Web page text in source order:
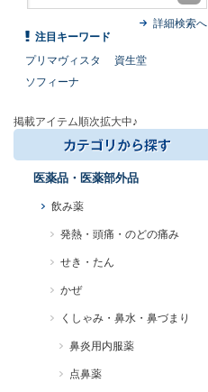
詳細検索へ
注目キーワード
プリマヴィスタ
資生堂
ソフィーナ
掲載アイテム順次拡大中♪
医薬品・医薬部外品
飲み薬
発熱・頭痛・のどの痛み
せき・たん
かぜ
くしゃみ・鼻水・鼻づまり
鼻炎用内服薬
点鼻薬